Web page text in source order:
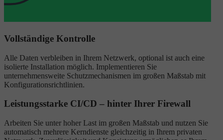
Vollständige Kontrolle
Alle Daten verbleiben in Ihrem Netzwerk, optional ist auch eine
isolierte Installation möglich. Implementieren Sie
unternehmensweite Schutzmechanismen im großen Maßstab mit
Konfigurationsrichtlinien.
Leistungsstarke CI/CD – hinter Ihrer Firewall
Arbeiten Sie unter hoher Last im großen Maßstab und nutzen Sie
automatisch mehrere Kerndienste gleichzeitig in Ihrem privaten